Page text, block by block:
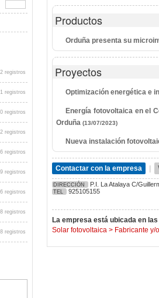
registros
registros
registros
registros
registros
registros
registros
registros
registros
Productos
Orduña presenta su
Proyectos
Optimización energética e
Energía fotovoltaica en el
Orduña (13/07/2023)
Nueva instalación
Contactar con la empresa
DIRECCIÓN P.I. La Atalaya C/
TEL 925105155
La empresa está ubicada en
Solar fotovoltaica > Fabricante y/